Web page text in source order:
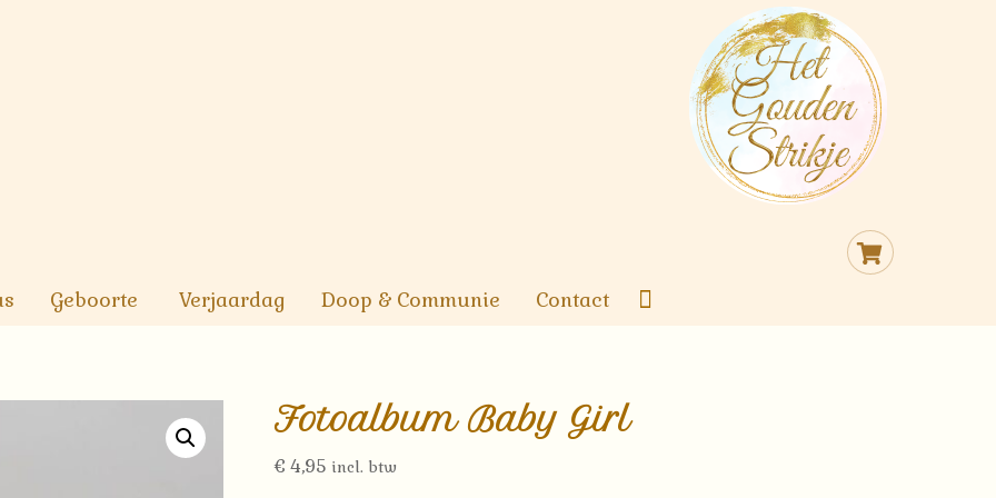
Cart
Geboorte Verjaardag Doop & Communie Contact
Fotoalbum Baby Girl
€ 4,95 incl. btw